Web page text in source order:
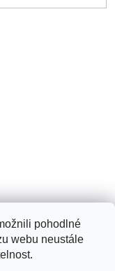
pohodlné
webu neustále